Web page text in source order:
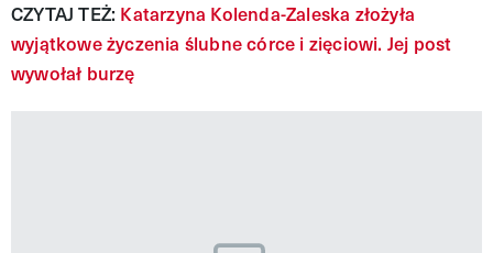
CZYTAJ TEŻ: Katarzyna Kolenda-Zaleska złożyła
wyjątkowe życzenia ślubne córce i zięciowi. Jej post
wywołał burzę